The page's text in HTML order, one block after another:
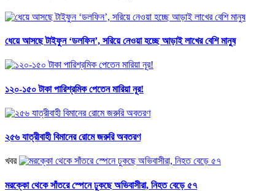
ধেয়ে আসছে টাইফুন ‘ডলফিন’, সরিয়ে নেওয়া হচ্ছে আড়াই লাখের বেশি মানুষ
১২০-১৫০ টাকা পারিশ্রমিক পেতেন মারিয়া নূর!
২৫৬ যাত্রীবাহী বিমানের রোমে জরুরি অবতরণ
খবর
মরক্কো থেকে সাঁতরে স্পেনে ঢুকছে অভিবাসীরা, নিহত বেড়ে ৫৭